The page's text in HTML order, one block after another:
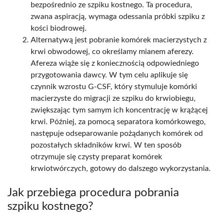
bezpośrednio ze szpiku kostnego. Ta procedura,
zwana aspiracją, wymaga odessania próbki szpiku z
kości biodrowej.
Alternatywą jest pobranie komórek macierzystych z
krwi obwodowej, co określamy mianem aferezy.
Afereza wiąże się z koniecznością odpowiedniego
przygotowania dawcy. W tym celu aplikuje się
czynnik wzrostu G-CSF, który stymuluje komórki
macierzyste do migracji ze szpiku do krwiobiegu,
zwiększając tym samym ich koncentrację w krążącej
krwi. Później, za pomocą separatora komórkowego,
następuje odseparowanie pożądanych komórek od
pozostałych składników krwi. W ten sposób
otrzymuje się czysty preparat komórek
krwiotwórczych, gotowy do dalszego wykorzystania.
Jak przebiega procedura pobrania
szpiku kostnego?